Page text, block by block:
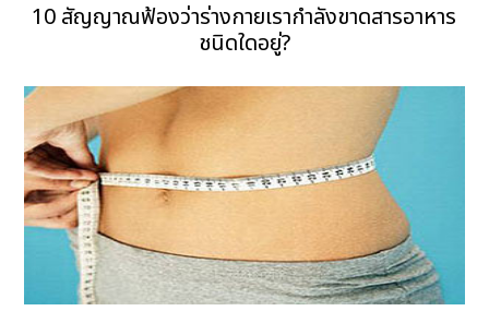
10 สัญญาณฟ้องว่าร่างกายเรากำลังขาดสารอาหาร
ชนิดใดอยู่?